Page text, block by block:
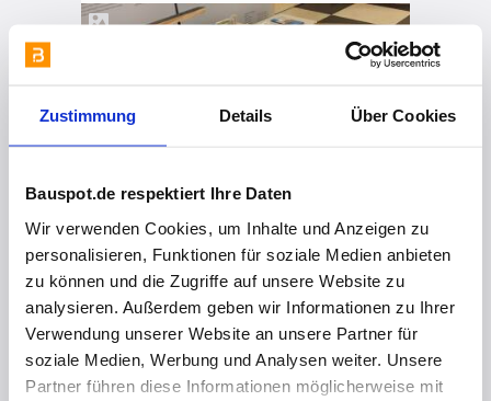
Zustimmung Details Über Cookies
Bauspot.de respektiert Ihre Daten
Wir verwenden Cookies, um Inhalte und Anzeigen zu
personalisieren, Funktionen für soziale Medien anbieten
zu können und die Zugriffe auf unsere Website zu
analysieren. Außerdem geben wir Informationen zu Ihrer
Verwendung unserer Website an unsere Partner für
soziale Medien, Werbung und Analysen weiter. Unsere
Partner führen diese Informationen möglicherweise mit
vor 2 Jahren